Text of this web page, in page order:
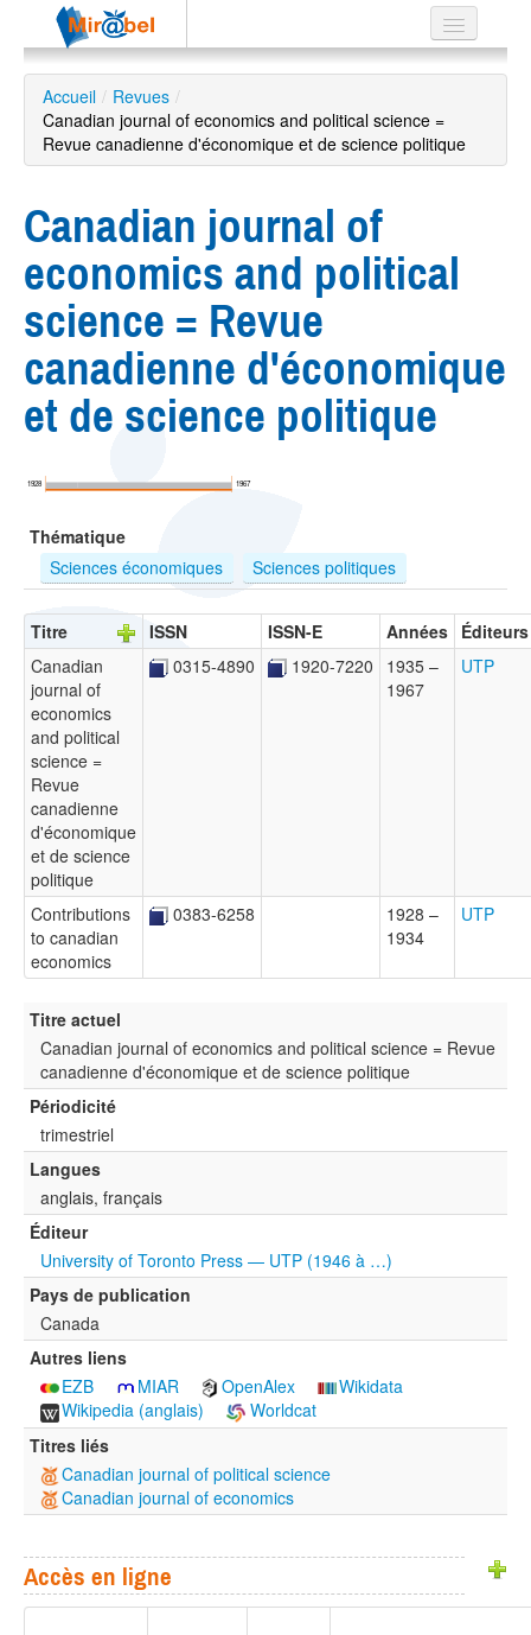
Le réseau
Soutien
Listes
Recherche
avancée
ES
?
Accueil / Revues /
Canadian journal of economics and political science =
Revue canadienne d'économique et de science politique
Canadian journal of
economics and political
science = Revue
canadienne d'économique
et de science politique
1928 1967
Thématique
Sciences économiques
Sciences politiques
Titre ISSN ISSN-E Années Éditeurs
Canadian
journal of
economics
and political
science =
Revue
canadienne
d'économique
et de science
politique
0315-4890 1920-7220
1935 –
1967
UTP
Contributions
to canadian
economics
0383-6258
1928 –
1934
UTP
Titre actuel
Canadian journal of economics and political science = Revue
canadienne d'économique et de science politique
Périodicité
trimestriel
Langues
anglais, français
Éditeur
University of Toronto Press — UTP (1946 à …)
Pays de publication
Canada
Autres liens
EZB
MIAR OpenAlex
Wikidata
Wikipedia (anglais)
Worldcat
Titres liés
Canadian journal of political science
Canadian journal of economics
Accès en ligne